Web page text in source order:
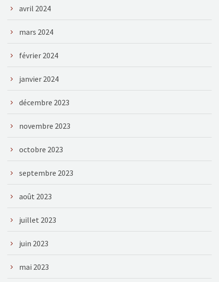
avril 2024
mars 2024
février 2024
janvier 2024
décembre 2023
novembre 2023
octobre 2023
septembre 2023
août 2023
juillet 2023
juin 2023
mai 2023